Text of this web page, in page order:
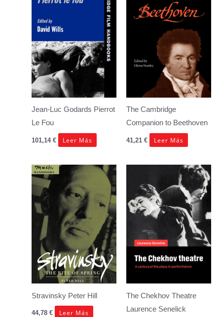
Jean-Luc Godards Pierrot
Le Fou
101,14 € Leer Más
The Cambridge
Companion to Beethoven
41,21 € Leer Más
Stravinsky Peter Hill
44,78 € Leer Más
The Chekhov Theatre
Laurence Senelick